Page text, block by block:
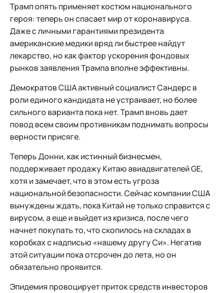
Трамп опять применяет костюм национального
героя: теперь он спасает мир от коронавируса.
Даже с личными гарантиями президента
американские медики вряд ли быстрее найдут
лекарство, но как фактор ускорения фондовых
рынков заявления Трампа вполне эффективны.
Демократов США активный социалист Сандерс в
роли единого кандидата не устраивает, но более
сильного варианта пока нет. Трамп вновь дает
повод всем своим противникам поднимать вопросы
верности присяге.
Теперь Донни, как истинный бизнесмен,
поддерживает продажу Китаю авиадвигателей GE,
хотя и замечает, что в этом есть угроза
национальной безопасности. Сейчас компании США
вынуждены ждать, пока Китай не только справится с
вирусом, а еще и выйдет из кризиса, после чего
начнет покупать то, что скопилось на складах в
коробках с надписью «нашему другу Си». Негатив
этой ситуации пока отсрочен до лета, но он
обязательно проявится.
Эпидемия провоцирует приток средств инвесторов